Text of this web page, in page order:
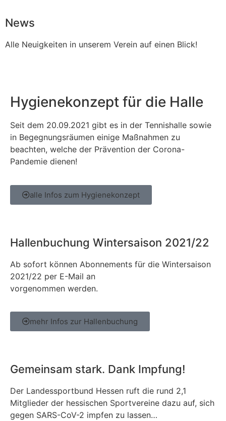
News
Alle Neuigkeiten in unserem Verein auf einen Blick!
Hygienekonzept für die Halle
Seit dem 20.09.2021 gibt es in der Tennishalle sowie
in Begegnungsräumen einige Maßnahmen zu
beachten, welche der Prävention der Corona-
Pandemie dienen!
alle Infos zum Hygienekonzept
Hallenbuchung Wintersaison 2021/22
Ab sofort können Abonnements für die Wintersaison
2021/22 per E-Mail an
vorgenommen werden.
mehr Infos zur Hallenbuchung
Gemeinsam stark. Dank Impfung!
Der Landessportbund Hessen ruft die rund 2,1
Mitglieder der hessischen Sportvereine dazu auf, sich
gegen SARS-CoV-2 impfen zu lassen…